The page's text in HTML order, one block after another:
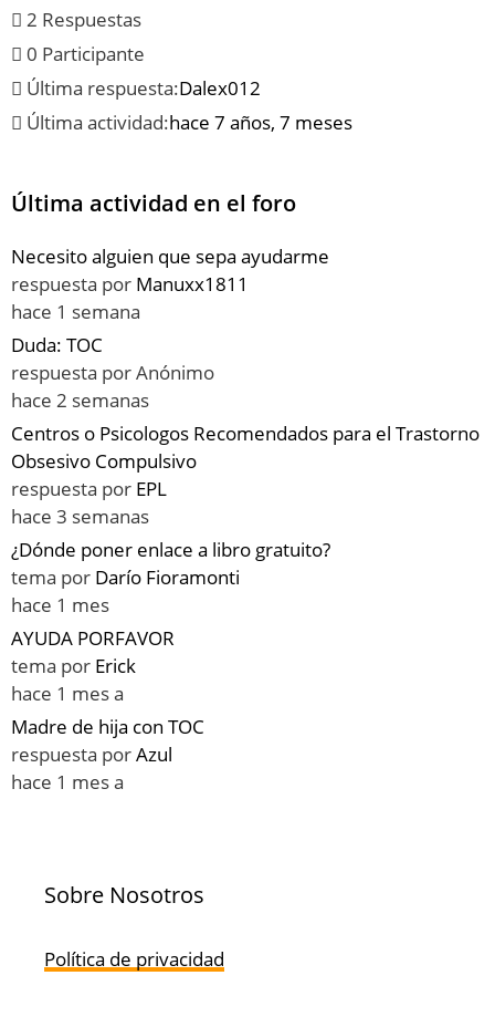
2 Respuestas
0 Participante
Última respuesta:Dalex012
Última actividad:hace 7 años, 7 meses
Última actividad en el foro
Necesito alguien que sepa ayudarme
respuesta por Manuxx1811
hace 1 semana
Duda: TOC
respuesta porAnónimo
hace 2 semanas
Centros o Psicologos Recomendados para el Trastorno
Obsesivo Compulsivo
respuesta por EPL
hace 3 semanas
¿Dónde poner enlace a libro gratuito?
tema por Darío Fioramonti
hace 1 mes
AYUDA PORFAVOR
tema por Erick
hace 1 mes a
Madre de hija con TOC
respuesta porAzul
hace 1 mes a
Sobre Nosotros
Política de privacidad